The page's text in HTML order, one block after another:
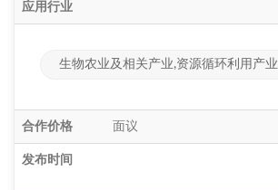
应用行业
生物农业及相关产业,资源循环利用产业
合作价格 面议
发布时间